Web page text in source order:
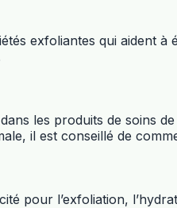
exfoliantes qui
les produits de soins
il est conseillé de
pour l’exfoliation,